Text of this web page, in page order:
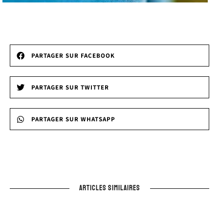
PARTAGER SUR FACEBOOK
PARTAGER SUR TWITTER
PARTAGER SUR WHATSAPP
ARTICLES SIMILAIRES